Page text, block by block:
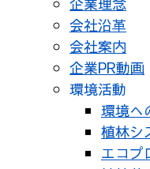
会社沿革
会社案内
企業PR動画
環境活動
環境へ
植林シ
エコプ